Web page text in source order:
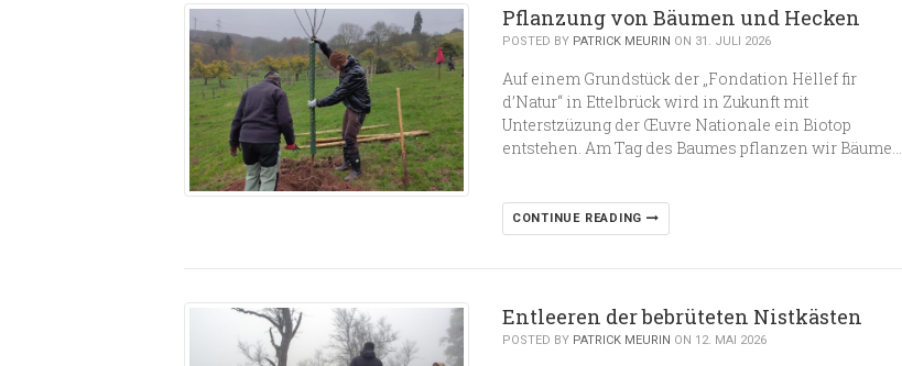
Pflanzung von Bäumen und Hecken
POSTED BY PATRICK MEURIN ON 31. JULI 2026
Auf einem Grundstück der „Fondation Hëllef fir
d’Natur“ in Ettelbrück wird in Zukunft mit
Unterstzüzung der Œuvre Nationale ein Biotop
entstehen. Am Tag des Baumes pflanzen wir Bäume…
CONTINUE READING
Entleeren der bebrüteten Nistkästen
POSTED BY PATRICK MEURIN ON 12. MAI 2026